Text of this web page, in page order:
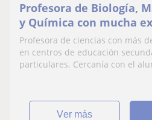
Profesora de Biología,
y Química con mucha
buenos resultados.
Profesora de ciencias con más
en centros de educación
particulares. Cercanía con el
ver más